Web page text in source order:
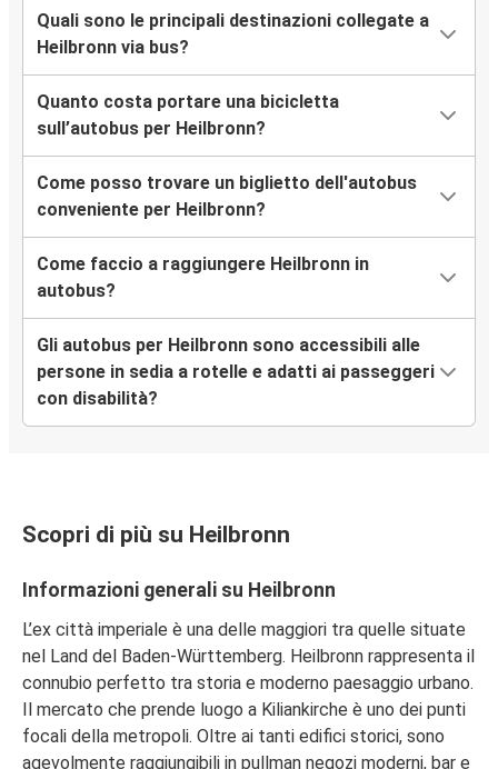
Ancona
Heilbronn
Bolzano
Heilbronn
Heilbronn
Firenze
Heilbronn
Heilbronn
Pisa
Padova
Padova
Firenze
Heilbronn
Trento
Heilbronn
Quali sono le principali destinazioni collegate a
Heilbronn via bus?
Quanto costa portare una bicicletta
sull’autobus per Heilbronn?
Come posso trovare un biglietto dell'autobus
conveniente per Heilbronn?
Come faccio a raggiungere Heilbronn in
autobus?
Gli autobus per Heilbronn sono accessibili alle
persone in sedia a rotelle e adatti ai passeggeri
con disabilità?
Scopri di più su Heilbronn
Informazioni generali su Heilbronn
L’ex città imperiale è una delle maggiori tra quelle situate
nel Land del Baden-Württemberg. Heilbronn rappresenta il
connubio perfetto tra storia e moderno paesaggio urbano.
Il mercato che prende luogo a Kiliankirche è uno dei punti
focali della metropoli. Oltre ai tanti edifici storici, sono
agevolmente raggiungibili in pullman negozi moderni, bar e